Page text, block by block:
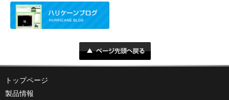
トップページ
製品情報